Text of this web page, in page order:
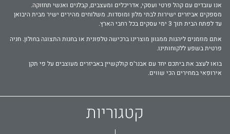
אנו עובדים עם קהל פרטי ועסקי, אדריכלים ומעצבים, קבלנים ואנשי תחזוקה.
מספקים אביזרים ישירות לבתי מלון ומוסדות. משלוחים מהירים ישיר מבית היבואן
עד לפתח הבית תוך 3 ימי עסקים בכל רחבי הארץ.
אתם מוזמנים ליהנות ממגוון מוצרינו ברכישה טלפונית או בחנות התצוגה בחולון. חניה
פרטית בשפע ללקוחותינו.
בואו לעצב את ביתכם יחד עם אבנר‘ס קולקשיין באביזרים מעוצבים על פי תקן
אירופאי במחירים הכי שווים.
קטגוריות